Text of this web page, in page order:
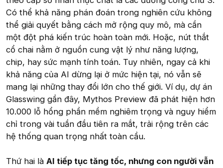
Có thể khả năng phán đoán trong nghiên cứu không
thể giải quyết bằng cách mở rộng quy mô, mà cần
một đột phá kiến trúc hoàn toàn mới. Hoặc, nút thắt
cổ chai nằm ở nguồn cung vật lý như năng lượng,
chip, hay sức mạnh tính toán. Tuy nhiên, ngay cả khi
khả năng của AI dừng lại ở mức hiện tại, nó vẫn sẽ
mang lại những thay đổi lớn cho thế giới. Ví dụ, dự án
Glasswing gần đây, Mythos Preview đã phát hiện hơn
10.000 lỗ hổng phần mềm nghiêm trọng và nguy hiểm
chỉ trong vài tuần đầu tiên ra mắt, trải rộng trên các
hệ thống quan trọng nhất toàn cầu.
Thứ hai là AI tiếp tục tăng tốc, nhưng con người vẫn